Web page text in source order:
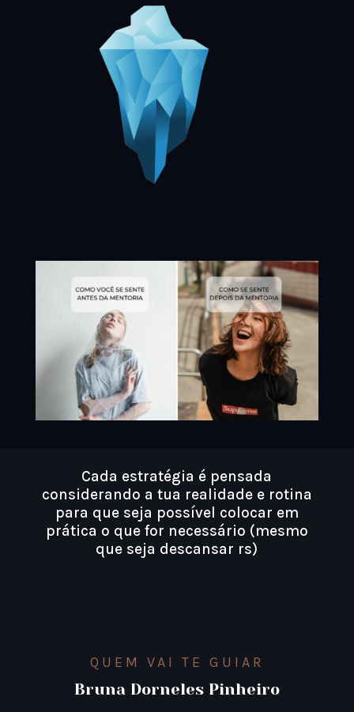
Cada estratégia é pensada
considerando a tua realidade e rotina
para que seja possível colocar em
prática o que for necessário (mesmo
que seja descansar rs)
QUEM VAI TE GUIAR
Bruna Dorneles Pinheiro